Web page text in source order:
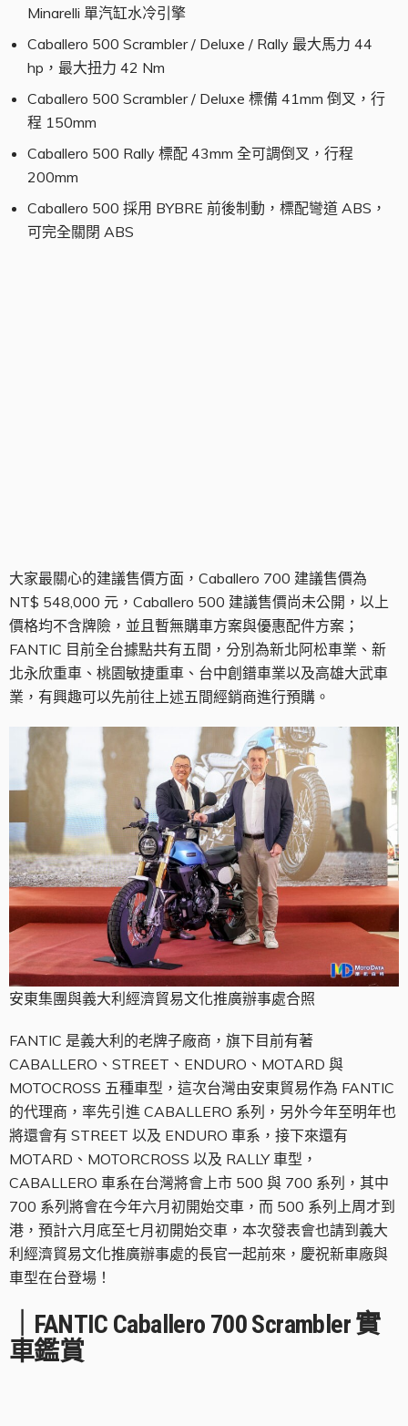
Minarelli 單汽缸水冷引擎
Caballero 500 Scrambler / Deluxe / Rally 最大馬力 44
hp，最大扭力 42 Nm
Caballero 500 Scrambler / Deluxe 標備 41mm 倒叉，行
程 150mm
Caballero 500 Rally 標配 43mm 全可調倒叉，行程
200mm
Caballero 500 採用 BYBRE 前後制動，標配彎道 ABS，
可完全關閉 ABS
大家最關心的建議售價方面，Caballero 700 建議售價為
NT$ 548,000 元，Caballero 500 建議售價尚未公開，以上
價格均不含牌險，並且暫無購車方案與優惠配件方案；
FANTIC 目前全台據點共有五間，分別為新北阿松車業、新
北永欣重車、桃園敏捷重車、台中創鐠車業以及高雄大武車
業，有興趣可以先前往上述五間經銷商進行預購。
安東集團與義大利經濟貿易文化推廣辦事處合照
FANTIC 是義大利的老牌子廠商，旗下目前有著
CABALLERO、STREET、ENDURO、MOTARD 與
MOTOCROSS 五種車型，這次台灣由安東貿易作為 FANTIC
的代理商，率先引進 CABALLERO 系列，另外今年至明年也
將還會有 STREET 以及 ENDURO 車系，接下來還有
MOTARD、MOTORCROSS 以及 RALLY 車型，
CABALLERO 車系在台灣將會上市 500 與 700 系列，其中
700 系列將會在今年六月初開始交車，而 500 系列上周才到
港，預計六月底至七月初開始交車，本次發表會也請到義大
利經濟貿易文化推廣辦事處的長官一起前來，慶祝新車廠與
車型在台登場！
｜FANTIC Caballero 700 Scrambler 實
車鑑賞